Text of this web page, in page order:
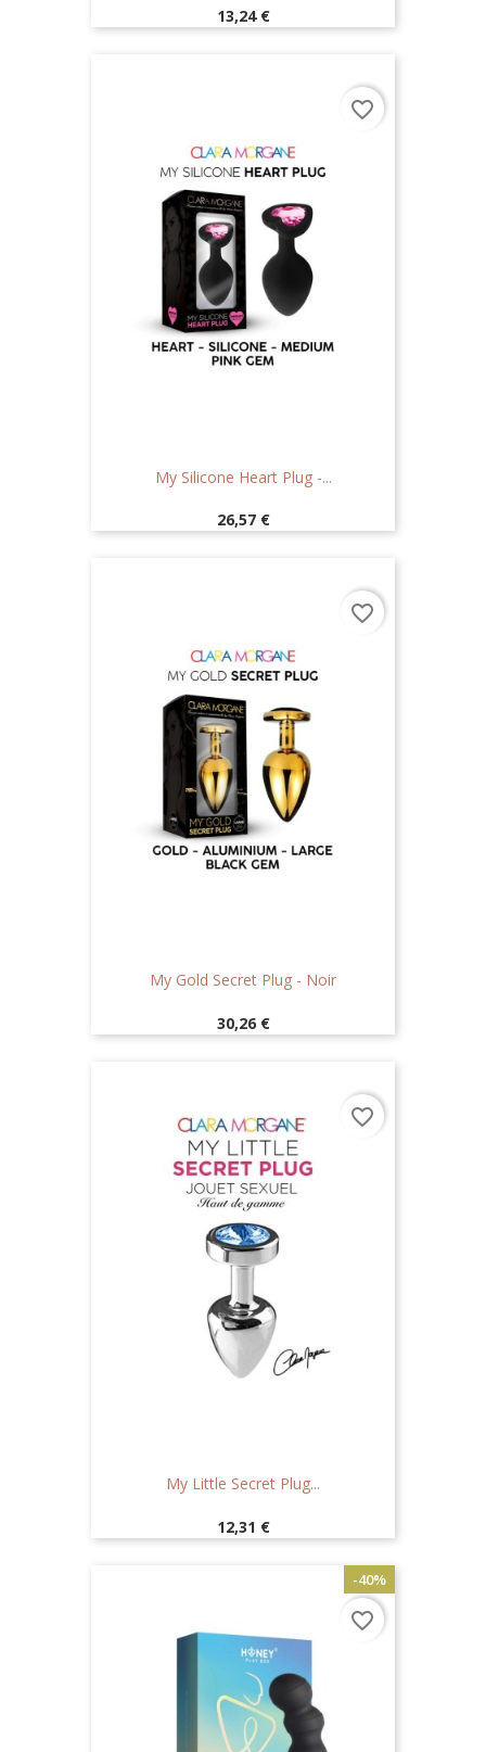
Prix
13,24 €
My Silicone Heart Plug -...
Prix
26,57 €
favorite_border
My Gold Secret Plug - Noir
Prix
30,26 €
favorite_border
My Little Secret Plug...
Prix
12,31 €
favorite_border
-40%
favorite_border